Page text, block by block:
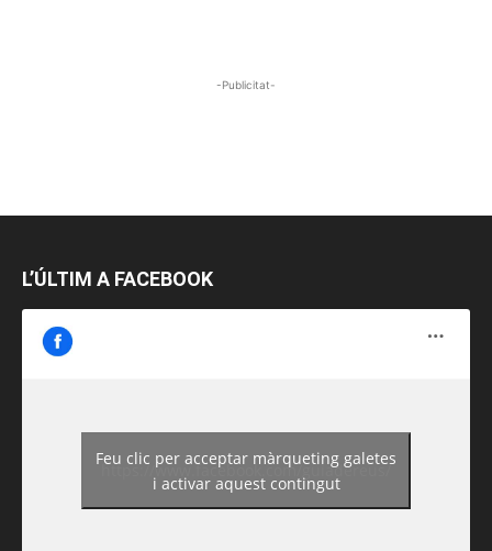
-Publicitat-
L’ÚLTIM A FACEBOOK
https://www.facebook.com/guiadereus/
Feu clic per acceptar màrqueting galetes
i activar aquest contingut